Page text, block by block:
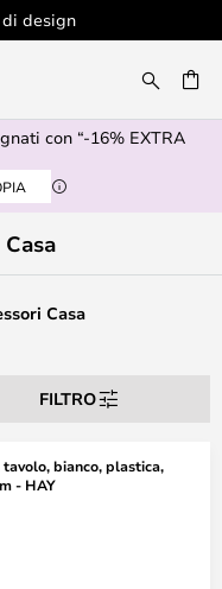
con “-16% EXTRA
Casa
FILTRO
bianco, plastica,
- HAY